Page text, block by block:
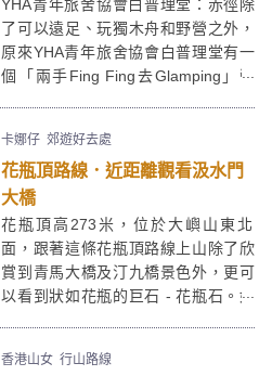
YHA青年旅舍協會白普理堂：赤徑除
了可以遠足、玩獨木舟和野營之外，
原來YHA青年旅舍協會白普理堂有一
個「兩手Fing Fing去Glamping」營
舍協會白普理堂這裹只有兩個大的圓
型Glamping營，如果可以找多兩個朋
友一起來，就像包場一樣，感覺像去
了私人小島渡假呢。
卡娜仔 郊遊好去處
花瓶頂路線．近距離觀看汲水門
大橋
花瓶頂高273米，位於大嶼山東北
面，跟著這條花瓶頂路線上山除了欣
賞到青馬大橋及汀九橋景色外，更可
以看到狀如花瓶的巨石 - 花瓶石。如
收費站起步，沿大轉前往花瓶石及花
香港山女 行山路線